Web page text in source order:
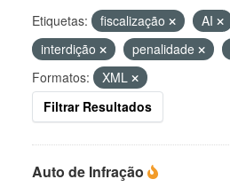
Etiquetas: fiscalização AI
interdição
penalidade
Formatos:
XML
Filtrar Resultados
Auto de Infração